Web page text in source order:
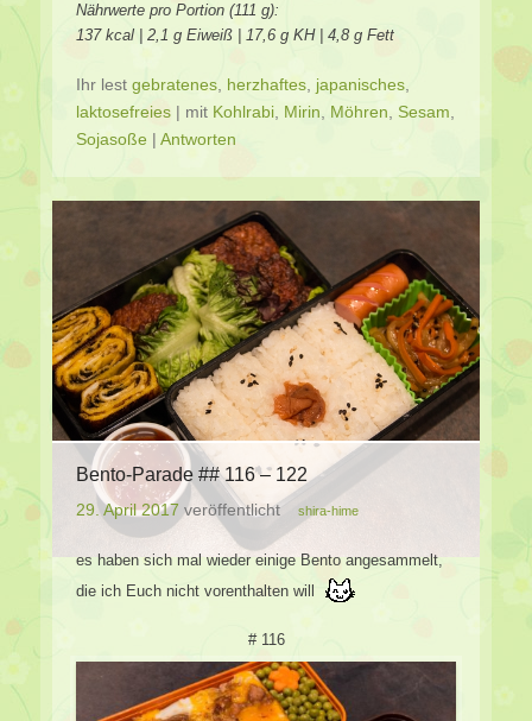
Nährwerte pro Portion (111 g):
137 kcal | 2,1 g Eiweiß | 17,6 g KH | 4,8 g Fett
Ihr lest gebratenes, herzhaftes, japanisches,
laktosefreies | mit Kohlrabi, Mirin, Möhren, Sesam,
Sojasoße | Antworten
Bento-Parade ## 116 – 122
29. April 2017 veröffentlicht shira-hime
es haben sich mal wieder einige Bento angesammelt,
die ich Euch nicht vorenthalten will
# 116